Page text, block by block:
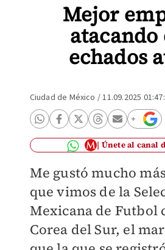
Mejor
atacando
echados
Ciudad de México /11.09.2025
Únete al canal
Me gustó mucho
que vimos de la
Mexicana de Futbol
Corea del Sur, el